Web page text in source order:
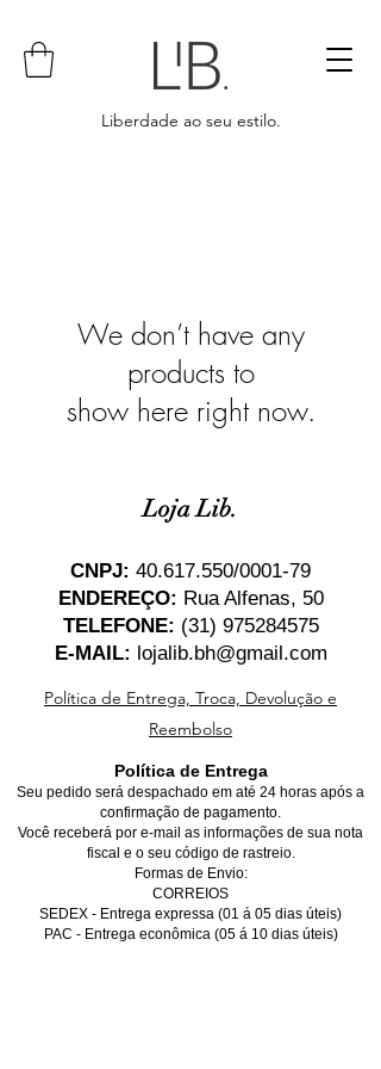
Liberdade ao seu estilo.
We don’t have any
products to
show here right now.
Loja Lib.
CNPJ: 40.617.550/0001-79
ENDEREÇO: Rua Alfenas, 50
TELEFONE: (31) 975284575
E-MAIL: lojalib.bh@gmail.com
Política de Entrega, Troca, Devolução e
Reembolso
Política de Entrega
Seu pedido será despachado em até 24 horas após a
confirmação de pagamento.
Você receberá por e-mail as informações de sua nota
fiscal e o seu código de rastreio.
Formas de Envio:
CORREIOS
SEDEX - Entrega expressa (01 á 05 dias úteis)
PAC - Entrega econômica (05 á 10 dias úteis)